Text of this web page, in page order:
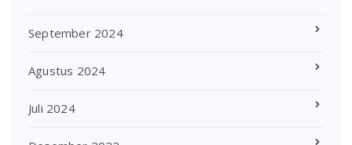
September 2024
Agustus 2024
Juli 2024